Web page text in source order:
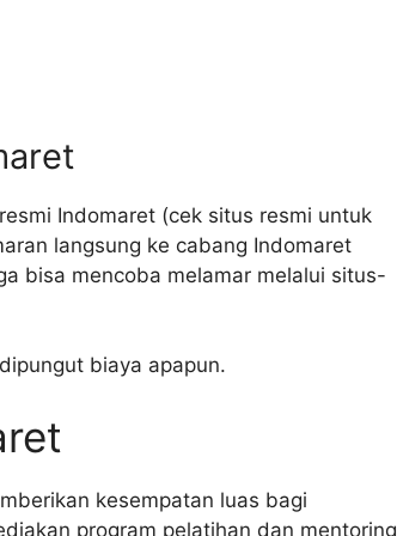
Indomaret (cek situs resmi untuk
langsung ke cabang Indomaret
bisa mencoba melamar melalui situs-
biaya apapun.
kesempatan luas bagi
program pelatihan dan mentoring